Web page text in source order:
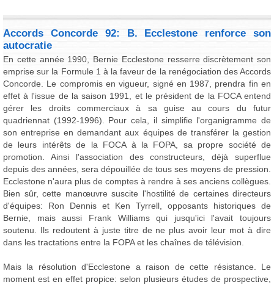
Accords Concorde 92: B. Ecclestone renforce son
autocratie
En cette année 1990, Bernie Ecclestone resserre discrètement son
emprise sur la Formule 1 à la faveur de la renégociation des Accords
Concorde. Le compromis en vigueur, signé en 1987, prendra fin en
effet à l'issue de la saison 1991, et le président de la FOCA entend
gérer les droits commerciaux à sa guise au cours du futur
quadriennat (1992-1996). Pour cela, il simplifie l'organigramme de
son entreprise en demandant aux équipes de transférer la gestion
de leurs intérêts de la FOCA à la FOPA, sa propre société de
promotion. Ainsi l'association des constructeurs, déjà superflue
depuis des années, sera dépouillée de tous ses moyens de pression.
Ecclestone n'aura plus de comptes à rendre à ses anciens collègues.
Bien sûr, cette manœuvre suscite l'hostilité de certaines directeurs
d'équipes: Ron Dennis et Ken Tyrrell, opposants historiques de
Bernie, mais aussi Frank Williams qui jusqu'ici l'avait toujours
soutenu. Ils redoutent à juste titre de ne plus avoir leur mot à dire
dans les tractations entre la FOPA et les chaînes de télévision.
Mais la résolution d'Ecclestone a raison de cette résistance. Le
moment est en effet propice: selon plusieurs études de prospective,